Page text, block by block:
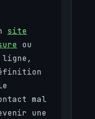
site
ou
ligne,
mal
une